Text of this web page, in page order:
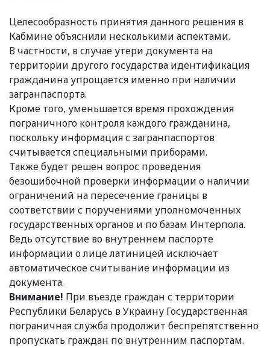
Целесообразность принятия данного решения в
Кабмине объяснили несколькими аспектами.
В частности, в случае утери документа на
территории другого государства идентификация
гражданина упрощается именно при наличии
загранпаспорта.
Кроме того, уменьшается время прохождения
пограничного контроля каждого гражданина,
поскольку информация с загранпаспортов
считывается специальными приборами.
Также будет решен вопрос проведения
безошибочной проверки информации о наличии
ограничений на пересечение границы в
соответствии с поручениями уполномоченных
государственных органов и по базам Интерпола.
Ведь отсутствие во внутреннем паспорте
информации о лице латиницей исключает
автоматическое считывание информации из
документа.
Внимание! При въезде граждан с территории
Республики Беларусь в Украину Государственная
пограничная служба продолжит беспрепятственно
пропускать граждан по внутренним паспортам.